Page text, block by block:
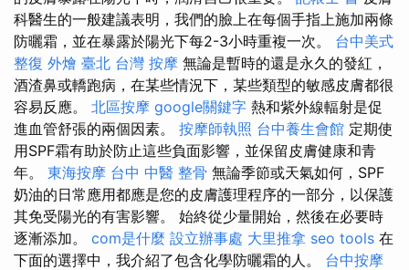
科醫生的一般建議表明，我們的臉上在每個手指上施加兩條
防曬霜，並在暴露於陽光下每2-3小時重複一次。 台中美式
整復 外燴 臺北 台灣 按摩 無論是暫時的還是永久的發紅，
酒渣鼻或轎跑病，在某些情況下，某些類型的敏感皮膚都很
容易反應。 北區按摩 google關鍵字 熱和紫外線輻射是促
進血管舒張的兩個因素。 按摩師執照 台中養生會館 定期使
用SPF霜有助於防止這些負面影響，並保留皮膚健康和青
年。 東海按摩 台中 中醫 整骨 無論季節或天氣如何，SPF
奶油的日常應用都應是您的皮膚護理程序的一部分，以保護
其免受陽光的有害影響。 始終從少量開始，然後在必要時
逐漸添加。 com是什麼 設立辦事處 大里推拿 seo tools 在
下面的選擇中，我介紹了包含化學防曬霜的人。 台中按摩